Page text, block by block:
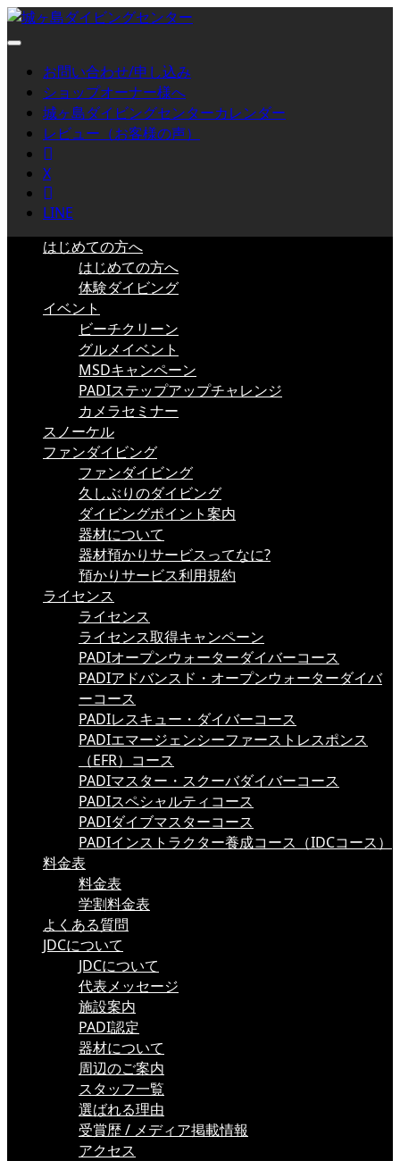
お問い合わせ/申し込み
ショップオーナー様へ
城ヶ島ダイビングセンターカレンダー
レビュー（お客様の声）
X
LINE
はじめての方へ
はじめての方へ
体験ダイビング
イベント
ビーチクリーン
グルメイベント
MSDキャンペーン
PADIステップアップチャレンジ
カメラセミナー
スノーケル
ファンダイビング
ファンダイビング
久しぶりのダイビング
ダイビングポイント案内
器材について
器材預かりサービスってなに?
預かりサービス利用規約
ライセンス
ライセンス
ライセンス取得キャンペーン
PADIオープンウォーターダイバーコース
PADIアドバンスド・オープンウォーターダイバ
ーコース
PADIレスキュー・ダイバーコース
PADIエマージェンシーファーストレスポンス
（EFR）コース
PADIマスター・スクーバダイバーコース
PADIスペシャルティコース
PADIダイブマスターコース
PADIインストラクター養成コース（IDCコース）
料金表
料金表
学割料金表
よくある質問
JDCについて
JDCについて
代表メッセージ
施設案内
PADI認定
器材について
周辺のご案内
スタッフ一覧
選ばれる理由
受賞歴 / メディア掲載情報
アクセス